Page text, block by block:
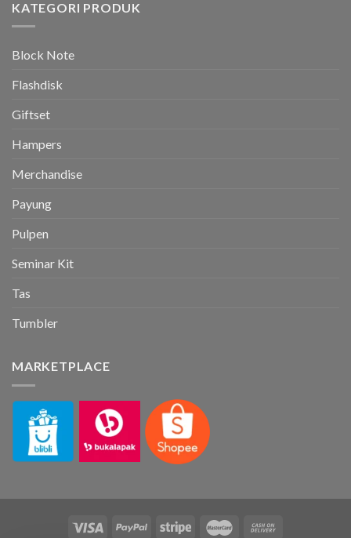
KATEGORI PRODUK
Block Note
Flashdisk
Giftset
Hampers
Merchandise
Payung
Pulpen
Seminar Kit
Tas
Tumbler
MARKETPLACE